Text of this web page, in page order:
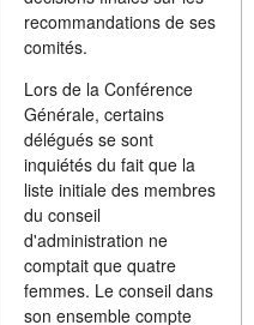
recommandations de ses
comités.
Lors de la Conférence
Générale, certains
délégués se sont
inquiétés du fait que la
liste initiale des membres
du conseil
d'administration ne
comptait que quatre
femmes. Le conseil dans
son ensemble compte